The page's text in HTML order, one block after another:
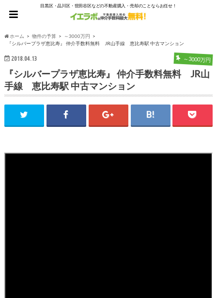
目黒区・品川区・世田谷区などの不動産購入・売却のことならお任せ！
ホーム 物件の予算
～3000万円
『シルバープラザ恵比寿』 仲介手数料無料 JR山手線 恵比寿駅 中古マンション
2018.04.13 ～3000万円
『シルバープラザ恵比寿』 仲介手数料無料 JR山
手線 恵比寿駅 中古マンション